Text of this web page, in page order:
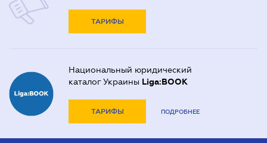
ТАРИФЫ
Национальный юридический
каталог Украины Liga:BOOK
ТАРИФЫ ПОДРОБНЕЕ